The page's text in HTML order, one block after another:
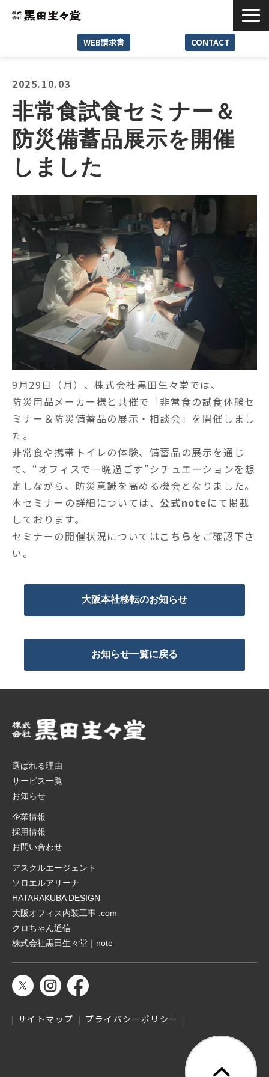
WEB請求書 CONTACT
Case
News･Media
Recruit
2025.10.03
非常食試食セミナー＆
防災備蓄品展示を開催
しました
9月29日（月）、株式会社黒田生々堂では、
防災用品メーカー様と共催で「非常食の試食体験セ
ミナー＆防災備蓄品の展示・相談会」を開催しまし
た。
非常食や携帯トイレの体験、備蓄品の展示を通じ
て、“オフィスで一晩過ごす”シチュエーションを想
定しながら、防災意識を高める機会となりました。
本セミナーの詳細については、 公式noteにて掲載
しております。
セミナーの開催状況についてはこちら をご確認下さ
い。
大阪本社移転のお知らせ
お知らせ一覧に戻る
選ばれる理由
サービス一覧
お知らせ
企業情報
採用情報
お問い合わせ
アスクルエージェント
ソロエルアリーナ
HATARAKUBA DESIGN
大阪オフィス内装工事 .com
クロちゃん通信
株式会社黒田生々堂｜note
サイトマップ プライバシーポリシー